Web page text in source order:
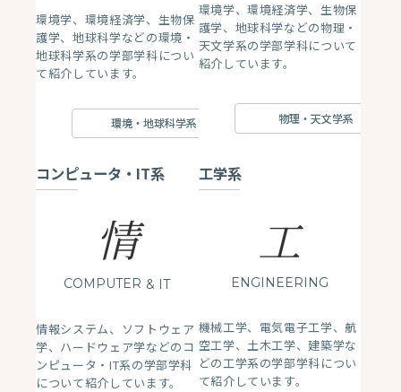
環境学、環境経済学、生物保
護学、地球科学などの環境・
地球科学系の学部学科につい
て紹介しています。
環境・地球科学系
環境学、環境経済学、生物保
護学、地球科学などの物理・
天文学系の学部学科について
紹介しています。
物理・天文学系
コンピュータ・IT系
情
COMPUTER & IT
情報システム、ソフトウェア
学、ハードウェア学などのコ
ンピュータ・IT系の学部学科
について紹介しています。
工学系
工
ENGINEERING
機械工学、電気電子工学、航
空工学、土木工学、建築学な
どの工学系の学部学科につい
て紹介しています。